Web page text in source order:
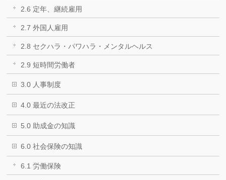
2.6 定年、継続雇用
2.7 外国人雇用
2.8 セクハラ・パワハラ・メンタルヘルス
2.9 短時間労働者
3.0 人事制度
4.0 最近の法改正
5.0 助成金の知識
6.0 社会保険の知識
6.1 労働保険